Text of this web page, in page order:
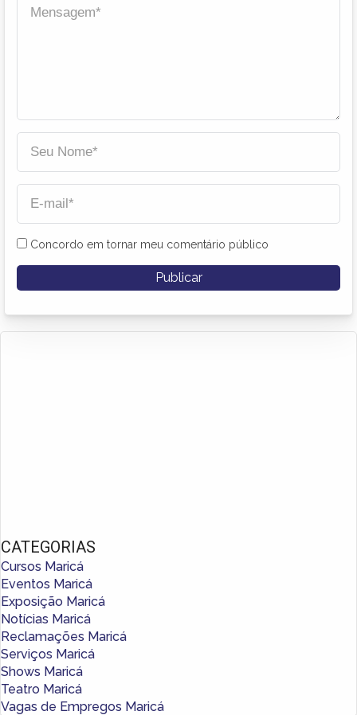
Concordo em tornar meu comentário público
CATEGORIAS
Cursos Maricá
Eventos Maricá
Exposição Maricá
Notícias Maricá
Reclamações Maricá
Serviços Maricá
Shows Maricá
Teatro Maricá
Vagas de Empregos Maricá